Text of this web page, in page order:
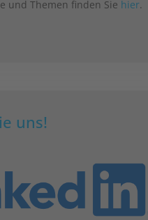
und Themen finden Sie hier.
uns!